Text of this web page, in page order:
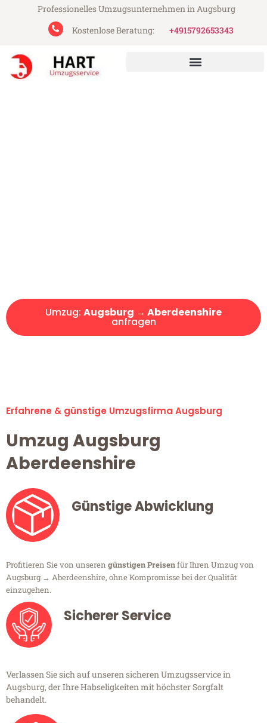
Professionelles Umzugsunternehmen in Augsburg
Kostenlose Beratung:
+4915792653343
Umzug: Augsburg → Aberdeenshire
anfragen
Erfahrene & günstige Umzugsfirma Augsburg
Umzug Augsburg
Aberdeenshire
Günstige Abwicklung
Profitieren Sie von unseren günstigen Preisenfür Ihren Umzug von
Augsburg → Aberdeenshire, ohne Kompromisse bei der Qualität
einzugehen.
Sicherer Service
Verlassen Sie sich auf unseren sicheren Umzugsservice in
Augsburg, der Ihre Habseligkeiten mit höchster Sorgfalt
behandelt.